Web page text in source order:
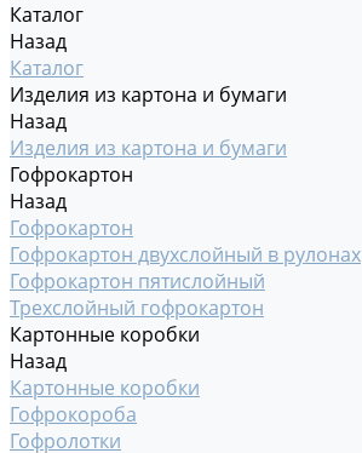
Каталог
Назад
Каталог
Изделия из картона и бумаги
Назад
Изделия из картона и бумаги
Гофрокартон
Назад
Гофрокартон
Гофрокартон двухслойный в рулонах
Гофрокартон пятислойный
Трехслойный гофрокартон
Картонные коробки
Назад
Картонные коробки
Гофрокороба
Гофролотки